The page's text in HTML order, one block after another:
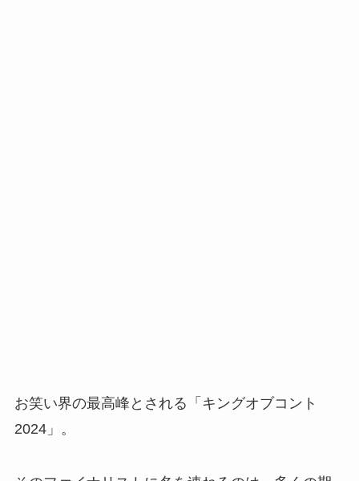
お笑い界の最高峰とされる「キングオブコント
2024」。